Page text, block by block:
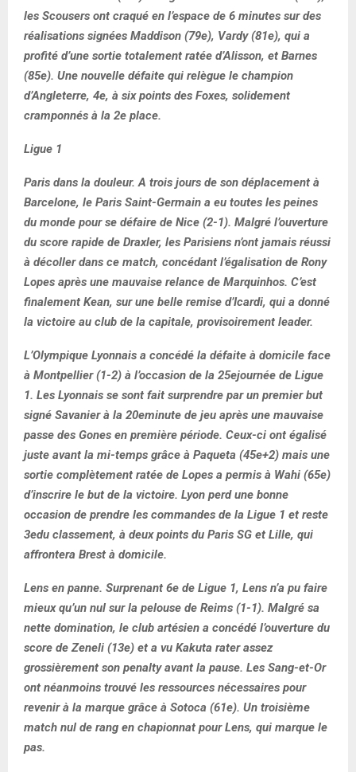
les Scousers ont craqué en l’espace de 6 minutes sur des
réalisations signées Maddison (79e), Vardy (81e), qui a
profité d’une sortie totalement ratée d’Alisson, et Barnes
(85e). Une nouvelle défaite qui relègue le champion
d’Angleterre, 4e, à six points des Foxes, solidement
cramponnés à la 2e place.
Ligue 1
Paris dans la douleur. A trois jours de son déplacement à
Barcelone, le Paris Saint-Germain a eu toutes les peines
du monde pour se défaire de Nice (2-1). Malgré l’ouverture
du score rapide de Draxler, les Parisiens n’ont jamais réussi
à décoller dans ce match, concédant l’égalisation de Rony
Lopes après une mauvaise relance de Marquinhos. C’est
finalement Kean, sur une belle remise d’Icardi, qui a donné
la victoire au club de la capitale, provisoirement leader.
L’Olympique Lyonnais a concédé la défaite à domicile face
à Montpellier (1-2) à l’occasion de la 25ejournée de Ligue
1. Les Lyonnais se sont fait surprendre par un premier but
signé Savanier à la 20eminute de jeu après une mauvaise
passe des Gones en première période. Ceux-ci ont égalisé
juste avant la mi-temps grâce à Paqueta (45e+2) mais une
sortie complètement ratée de Lopes a permis à Wahi (65e)
d’inscrire le but de la victoire. Lyon perd une bonne
occasion de prendre les commandes de la Ligue 1 et reste
3edu classement, à deux points du Paris SG et Lille, qui
affrontera Brest à domicile.
Lens en panne. Surprenant 6e de Ligue 1, Lens n’a pu faire
mieux qu’un nul sur la pelouse de Reims (1-1). Malgré sa
nette domination, le club artésien a concédé l’ouverture du
score de Zeneli (13e) et a vu Kakuta rater assez
grossièrement son penalty avant la pause. Les Sang-et-Or
ont néanmoins trouvé les ressources nécessaires pour
revenir à la marque grâce à Sotoca (61e). Un troisième
match nul de rang en chapionnat pour Lens, qui marque le
pas.